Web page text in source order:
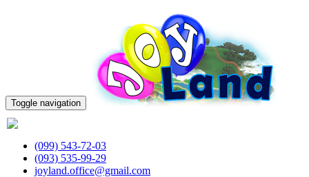
Toggle navigation
(099) 543-72-03
(093) 535-99-29
joyland.office@gmail.com